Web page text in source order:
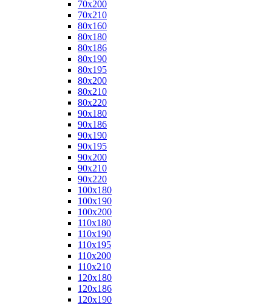
70x200
70x210
80x160
80x180
80x186
80x190
80x195
80x200
80x210
80x220
90x180
90x186
90x190
90x195
90x200
90x210
90x220
100x180
100x190
100x200
110x180
110x190
110x195
110x200
110x210
120x180
120x186
120x190